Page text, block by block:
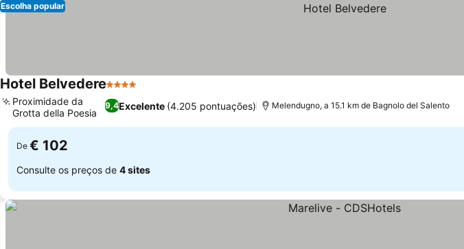
Escolha popular
Hotel Belvedere4 Estrelas
9,4Excelente (4.205 pontuações)
Proximidade da
Grotta della Poesia
Melendugno, a 15.1 km de Bagnolo del Salento
De € 102
Consulte os preços de 4 sites